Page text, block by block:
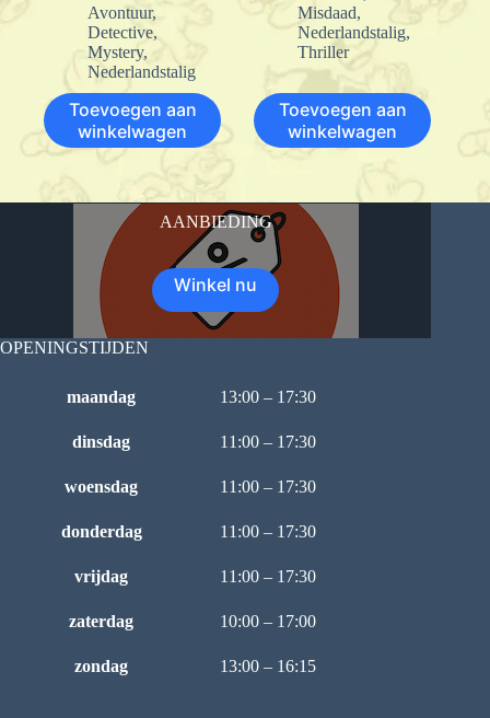
Avontuur,
Detective,
Mystery,
Nederlandstalig
Toevoegen aan
winkelwagen
Misdaad,
Nederlandstalig,
Thriller
Toevoegen aan
winkelwagen
AANBIEDING
Winkel nu
OPENINGSTIJDEN
maandag 13:00 – 17:30
dinsdag 11:00 – 17:30
woensdag 11:00 – 17:30
donderdag 11:00 – 17:30
vrijdag 11:00 – 17:30
zaterdag 10:00 – 17:00
zondag 13:00 – 16:15